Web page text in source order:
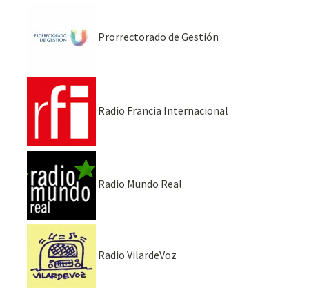
Prorrectorado de Gestión
Radio Francia Internacional
Radio Mundo Real
Radio VilardeVoz